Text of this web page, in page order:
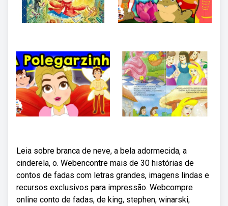
Leia sobre branca de neve, a bela adormecida, a
cinderela, o. Webencontre mais de 30 histórias de
contos de fadas com letras grandes, imagens lindas e
recursos exclusivos para impressão. Webcompre
online conto de fadas, de king, stephen, winarski,